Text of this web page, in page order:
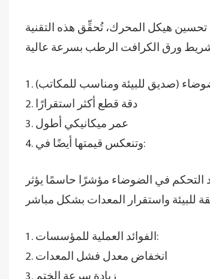
هيكل المحرك، تُحقِّق هذه التقنية
(صديق للبيئة ومناسب للمكاتب)
2. دقة قطع أكثر استقرارًا
3. عمر ميكانيكي أطول
4. وتنعكس قيمتها أيضًا في:
التحكم في الضوضاء مؤشرًا حاسمًا يؤثر
1. الفوائد العملية للمؤسسات:
2. انخفاض معدل فشل المعدات
3. زيادة سرعة الختم